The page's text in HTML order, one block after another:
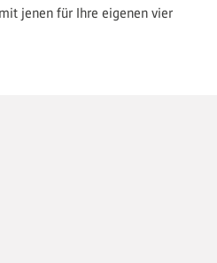
jenen für Ihre eigenen vier